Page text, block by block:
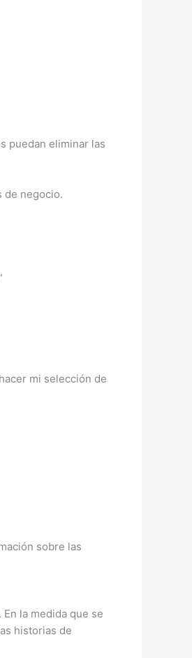
puedan eliminar las
de negocio.
mi selección de
sobre las
la medida que se
historias de